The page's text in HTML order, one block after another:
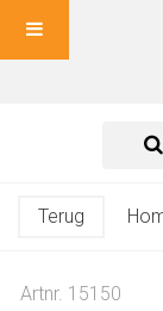
Terug
Artnr. 15150